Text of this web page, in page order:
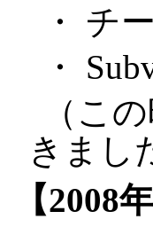
・ チ
・
（こ
きまし
【